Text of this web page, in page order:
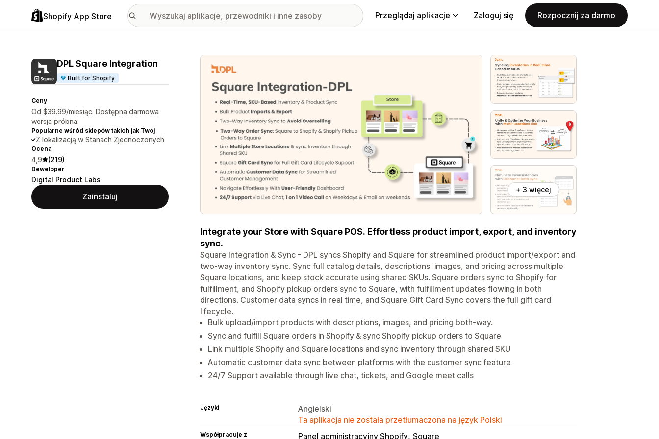
Shopify App Store Przeglądaj aplikacje Zaloguj się Rozpocznij za darmo
DPL Square Integration
Built for Shopify
Ceny
Od $39.99/miesiąc. Dostępna darmowa
wersja próbna.
Popularne wśród sklepów takich jak Twój
Z lokalizacją w Stanach Zjednoczonych
Ocena
4,9 (219)
Deweloper
Digital Product Labs
Zainstaluj
Wyróżnione obrazy w galerii
+ 3 więcej
Integrate your Store with Square POS. Effortless product import, export, and inventory
sync.
Square Integration & Sync - DPL syncs Shopify and Square for streamlined product import/export and
two-way inventory sync. Sync full catalog details, descriptions, images, and pricing across multiple
Square locations, and keep stock accurate using shared SKUs. Square orders sync to Shopify for
fulfillment, and Shopify pickup orders sync to Square, with fulfillment updates flowing in both
directions. Customer data syncs in real time, and Square Gift Card Sync covers the full gift card
lifecycle.
Bulk upload/import products with descriptions, images, and pricing both-way.
Sync and fulfill Square orders in Shopify & sync Shopify pickup orders to Square
Link multiple Shopify and Square locations and sync inventory through shared SKU
Automatic customer data sync between platforms with the customer sync feature
24/7 Support available through live chat, tickets, and Google meet calls
Języki
Angielski
Ta aplikacja nie została przetłumaczona na język Polski
Współpracuje z Panel administracyjny Shopify Square